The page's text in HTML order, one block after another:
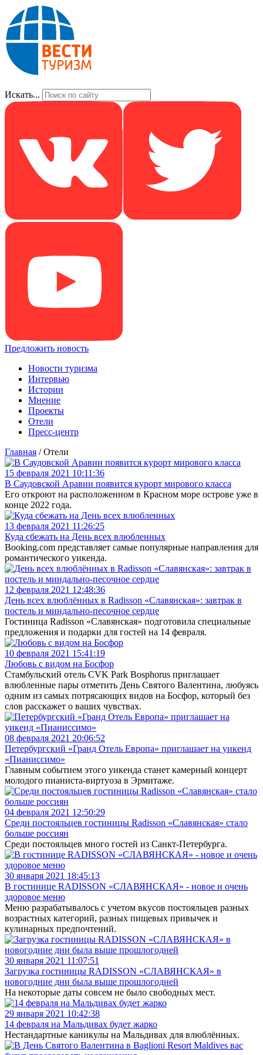
Искать...
Предложить новость
Новости туризма
Интервью
Истории
Мнение
Проекты
Отели
Пресс-центр
Главная /Отели
15 февраля 2021 10:11:36
В Саудовской Аравии появится курорт мирового класса
Его откроют на расположенном в Красном море острове уже в
конце 2022 года.
13 февраля 2021 11:26:25
Куда сбежать на День всех влюбленных
Booking.com представляет самые популярные направления для
романтического уикенда.
12 февраля 2021 12:48:36
День всех влюблённых в Radisson «Славянская»: завтрак в
постель и миндально-песочное сердце
Гостиница Radisson «Славянская» подготовила специальные
предложения и подарки для гостей на 14 февраля.
10 февраля 2021 15:41:19
Любовь с видом на Босфор
Стамбульский отель CVK Park Bosphorus приглашает
влюбленные пары отметить День Святого Валентина, любуясь
одним из самых потрясающих видов на Босфор, который без
слов расскажет о ваших чувствах.
08 февраля 2021 20:06:52
Петербургский «Гранд Отель Европа» приглашает на уикенд
«Пианиссимо»
Главным событием этого уикенда станет камерный концерт
молодого пианиста-виртуоза в Эрмитаже.
04 февраля 2021 12:50:29
Среди постояльцев гостиницы Radisson «Славянская» стало
больше россиян
Среди постояльцев много гостей из Санкт-Петербурга.
30 января 2021 18:45:13
В гостинице RADISSON «СЛАВЯНСКАЯ» - новое и очень
здоровое меню
Меню разрабатывалось с учетом вкусов постояльцев разных
возрастных категорий, разных пищевых привычек и
кулинарных предпочтений.
30 января 2021 11:07:51
Загрузка гостиницы RADISSON «СЛАВЯНСКАЯ» в
новогодние дни была выше прошлогодней
На некоторые даты совсем не было свободных мест.
29 января 2021 10:42:38
14 февраля на Мальдивах будет жарко
Нестандартные каникулы на Мальдивах для влюблённых.